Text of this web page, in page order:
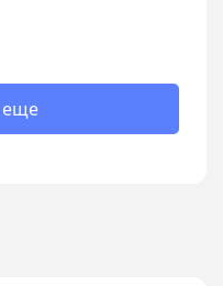
еще